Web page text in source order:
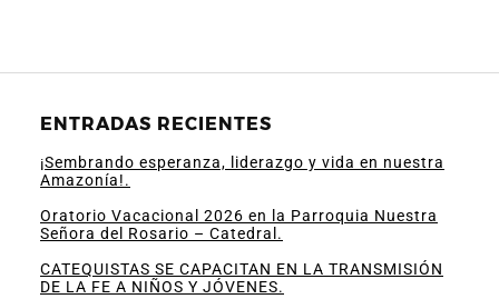
ENTRADAS RECIENTES
¡Sembrando esperanza, liderazgo y vida en nuestra
Amazonía!.
Oratorio Vacacional 2026 en la Parroquia Nuestra
Señora del Rosario – Catedral.
CATEQUISTAS SE CAPACITAN EN LA TRANSMISIÓN
DE LA FE A NIÑOS Y JÓVENES.